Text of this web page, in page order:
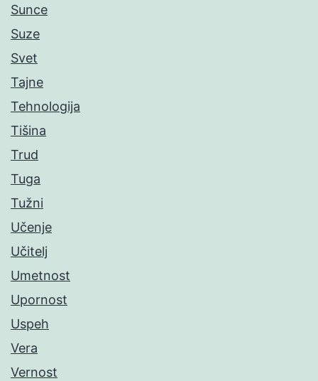
Sunce
Suze
Svet
Tajne
Tehnologija
Tišina
Trud
Tuga
Tužni
Učenje
Učitelj
Umetnost
Upornost
Uspeh
Vera
Vernost